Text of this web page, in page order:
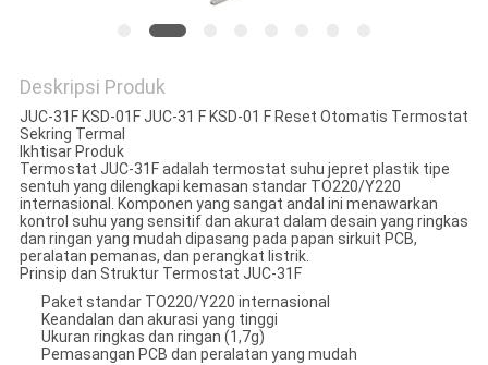
Deskripsi Produk
JUC-31F KSD-01F JUC-31 F KSD-01 F Reset Otomatis Termostat
Sekring Termal
Ikhtisar Produk
Termostat JUC-31F adalah termostat suhu jepret plastik tipe
sentuh yang dilengkapi kemasan standar TO220/Y220
internasional. Komponen yang sangat andal ini menawarkan
kontrol suhu yang sensitif dan akurat dalam desain yang ringkas
dan ringan yang mudah dipasang pada papan sirkuit PCB,
peralatan pemanas, dan perangkat listrik.
Prinsip dan Struktur Termostat JUC-31F
Paket standar TO220/Y220 internasional
Keandalan dan akurasi yang tinggi
Ukuran ringkas dan ringan (1,7g)
Pemasangan PCB dan peralatan yang mudah